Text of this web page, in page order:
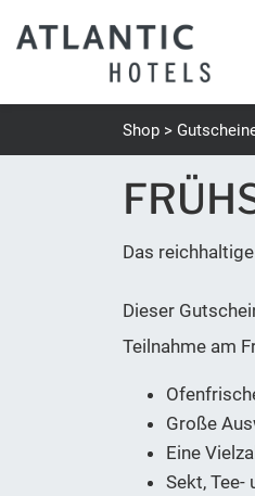
Shop
Das
Dieser
Teilnahme am
Große
Eine
Sekt, Tee-